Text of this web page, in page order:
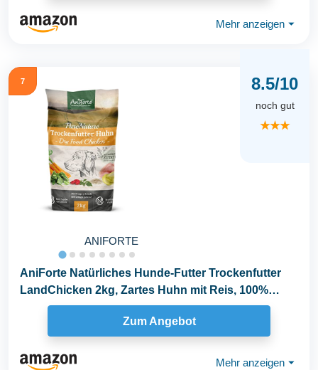
Mehr anzeigen ⏷
7
ANIFORTE
8.5/10
noch gut
★★★
AniForte Natürliches Hunde-Futter Trockenfutter
LandChicken 2kg, Zartes Huhn mit Reis, 100%
Natur...
Zum Angebot
Mehr anzeigen ⏷